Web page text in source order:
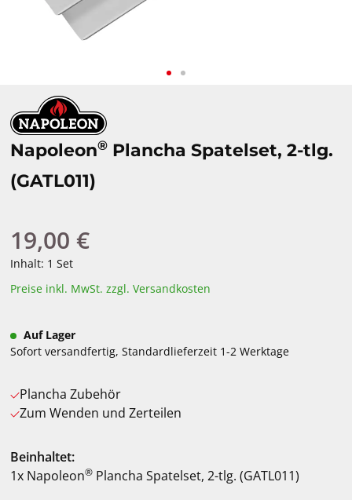
Napoleon® Plancha Spatelset, 2-tlg.
(GATL011)
Regulärer Preis:
19,00 €
Inhalt: 1 Set
Preise inkl. MwSt. zzgl. Versandkosten
Auf Lager
Sofort versandfertig, Standardlieferzeit 1-2 Werktage
Plancha Zubehör
Zum Wenden und Zerteilen
Beinhaltet:
1x Napoleon® Plancha Spatelset, 2-tlg. (GATL011)